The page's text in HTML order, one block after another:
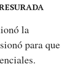
la
para que